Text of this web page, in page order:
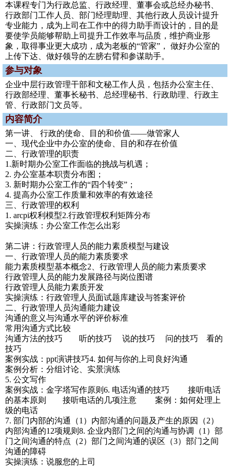
本课程专门为行政总监、行政经理、董事会或总经办秘书、
行政部门工作人员、部门经理助理、其他行政人员设计提升
专业能力，成为上司在工作中的得力助手而设计的，目的是
要使学员能够帮助上司提升工作效率与品质，维护商业形
象，取得事业更大成功，成为老板的“管家”， 做好办公室的
上传下达、做好领导的左膀右臂和参谋助手。
参与对象
企业中层行政管理干部和文秘工作人员，包括办公室主任、
行政部经理、董事长秘书、总经理秘书、行政助理、行政主
管、行政部门文员等。
内容简介
第一讲、 行政的使命、目的和价值——做管家人
一、现代企业中办公室的使命、目的和存在价值
二、行政管理的职责
1.新时期办公室工作面临的挑战与机遇；
2. 办公室基本职责分布图；
3. 新时期办公室工作的“四个转变”；
4. 提高办公室工作质量和效率的有效途径
三、行政管理的权利
1. arcpi权利模型2.行政管理权利矩阵分布
实操演练：办公室工作怎么出彩
第二讲：行政管理人员的能力素质模型与建设
一、行政管理人员的能力素质要求
能力素质模型基本概念2、行政管理人员的能力素质要求
行政管理人员的能力发展路径与岗位图谱
行政管理人员能力素质开发
实操演练：行政管理人员面试题库建设与答案评价
二、行政管理人员沟通能力建设
沟通的意义与沟通水平的评价标准
常用沟通方式比较
沟通方法的技巧 听的技巧 说的技巧 问的技巧 看的
技巧
案例实战：ppt演讲技巧4. 如何与你的上司良好沟通
案例分析：分组讨论、实景演练
5. 公文写作
案例实战：金字塔写作原则6. 电话沟通的技巧 接听电话
的基本原则 接听电话的几项注意 案例：如何处理上
级的电话
7. 部门内部的沟通（1）内部沟通的问题及产生的原因（2）
内部沟通的12项规则8. 企业内部门之间的沟通与协调（1）部
门之间沟通的特点（2）部门之间沟通的误区（3）部门之间
沟通的障碍
实操演练：说服您的上司